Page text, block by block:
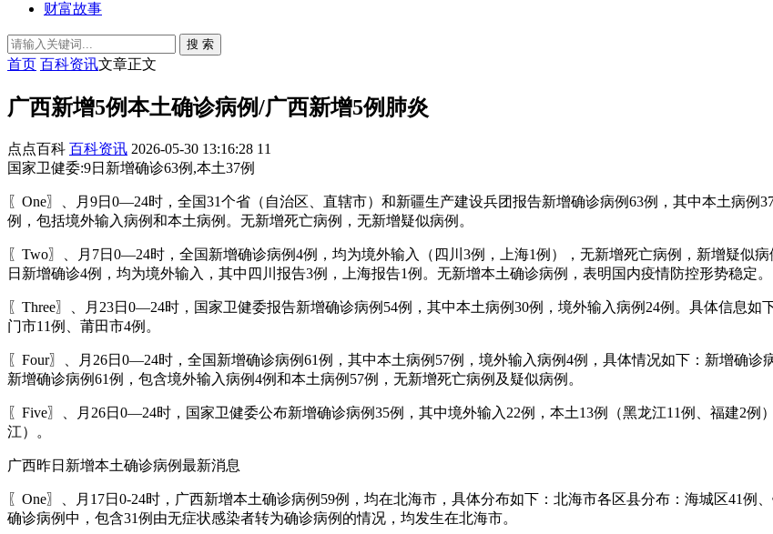
财富故事
搜 索
首页 百科资讯文章正文
广西新增5例本土确诊病例/广西新增5例肺炎
点点百科 百科资讯 2026-05-30 13:16:28 11
国家卫健委:9日新增确诊63例,本土37例
〖One〗、月9日0—24时，全国31个省（自治区、直辖市）和新疆生产建设兵团报告新增确诊病例63例，其中本土病
例，包括境外输入病例和本土病例。无新增死亡病例，无新增疑似病例。
〖Two〗、月7日0—24时，全国新增确诊病例4例，均为境外输入（四川3例，上海1例），无新增死亡病例，新增疑似
日新增确诊4例，均为境外输入，其中四川报告3例，上海报告1例。无新增本土确诊病例，表明国内疫情防控形势稳定。
〖Three〗、月23日0—24时，国家卫健委报告新增确诊病例54例，其中本土病例30例，境外输入病例24例。具体信息
门市11例、莆田市4例。
〖Four〗、月26日0—24时，全国新增确诊病例61例，其中本土病例57例，境外输入病例4例，具体情况如下：新增确
新增确诊病例61例，包含境外输入病例4例和本土病例57例，无新增死亡病例及疑似病例。
〖Five〗、月26日0—24时，国家卫健委公布新增确诊病例35例，其中境外输入22例，本土13例（黑龙江11例、福建2
江）。
广西昨日新增本土确诊病例最新消息
〖One〗、月17日0-24时，广西新增本土确诊病例59例，均在北海市，具体分布如下：北海市各区县分布：海城区41例
确诊病例中，包含31例由无症状感染者转为确诊病例的情况，均发生在北海市。